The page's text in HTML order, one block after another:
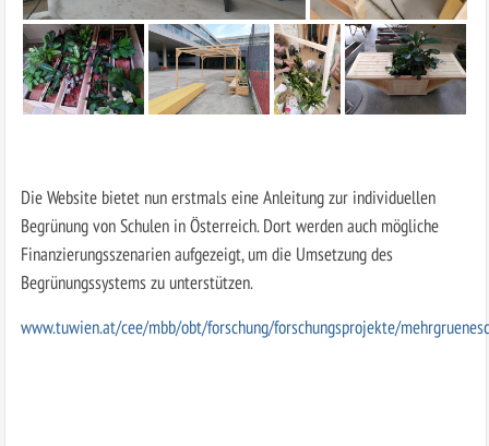
Die Website bietet nun erstmals eine Anleitung zur individuellen
Begrünung von Schulen in Österreich. Dort werden auch mögliche
Finanzierungsszenarien aufgezeigt, um die Umsetzung des
Begrünungssystems zu unterstützen.
www.tuwien.at/cee/mbb/obt/forschung/forschungsprojekte/